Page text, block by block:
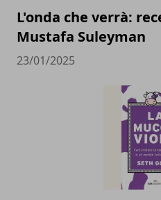
L'onda che verrà:
Mustafa Suleyman
23/01/2025